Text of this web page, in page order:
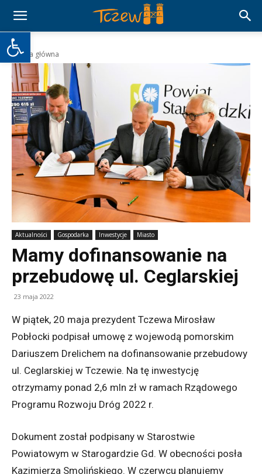
Otwórz pasek narzędzi
Strona główna
Aktualności Gospodarka Inwestycje Miasto
Mamy dofinansowanie na
przebudowę ul. Ceglarskiej
23 maja 2022
W piątek, 20 maja prezydent Tczewa Mirosław
Pobłocki podpisał umowę z wojewodą pomorskim
Dariuszem Drelichem na dofinansowanie przebudowy
ul. Ceglarskiej w Tczewie. Na tę inwestycję
otrzymamy ponad 2,6 mln zł w ramach Rządowego
Programu Rozwoju Dróg 2022 r.
Dokument został podpisany w Starostwie
Powiatowym w Starogardzie Gd. W obecności posła
Kazimierza Smolińskiego. W czerwcu planujemy